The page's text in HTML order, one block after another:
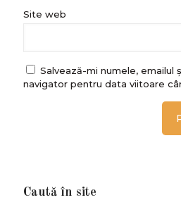
Site web
Salvează-mi numele, emailul
navigator pentru data viitoare
Caută în site